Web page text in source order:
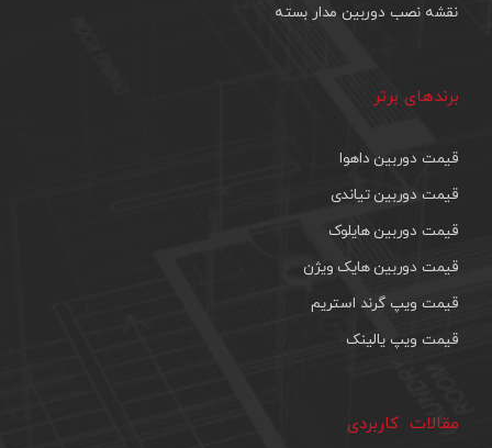
نقشه نصب دوربین مدار بسته
برندهای برتر
قیمت دوربین داهوا
قیمت دوربین تیاندی
قیمت دوربین هایلوک
قیمت دوربین هایک ویژن
قیمت ویپ گرند استریم
قیمت ویپ یالینک
مقالات کاربردی